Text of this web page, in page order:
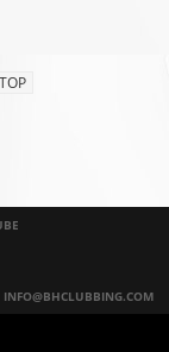
TOP
INFO@BHCLUBBING.COM